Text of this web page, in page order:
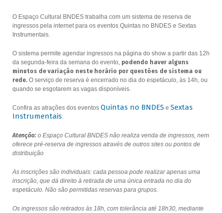
O Espaço Cultural BNDES trabalha com um sistema de reserva de
ingressos pela internet para os eventos Quintas no BNDES e Sextas
Instrumentais.
O sistema permite agendar ingressos na página do show a partir das 12h
da segunda-feira da semana do evento, podendo haver alguns
minutos de variação neste horário por questões de sistema ou
rede.O serviço de reserva é encerrado no dia do espetáculo, às 14h, ou
quando se esgotarem as vagas disponíveis.
Confira as atrações dos eventos Quintas no BNDES e Sextas
Instrumentais.
Atenção:o Espaço Cultural BNDES não realiza venda de ingressos, nem
oferece pré-reserva de ingressos através de outros sites ou pontos de
distribuição
As inscrições são individuais: cada pessoa pode realizar apenas uma
inscrição, que dá direito à retirada de uma única entrada no dia do
espetáculo. Não são permitidas reservas para grupos.
Os ingressos são retirados às 18h, com tolerância até 18h30, mediante